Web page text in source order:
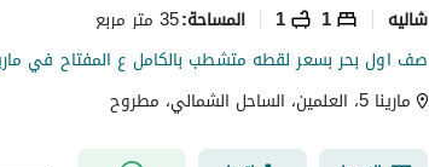
شاليه 1
1 المساحة:35 متر مربع
مارينا 5، العلمين، الساحل الشمالي، مطروح